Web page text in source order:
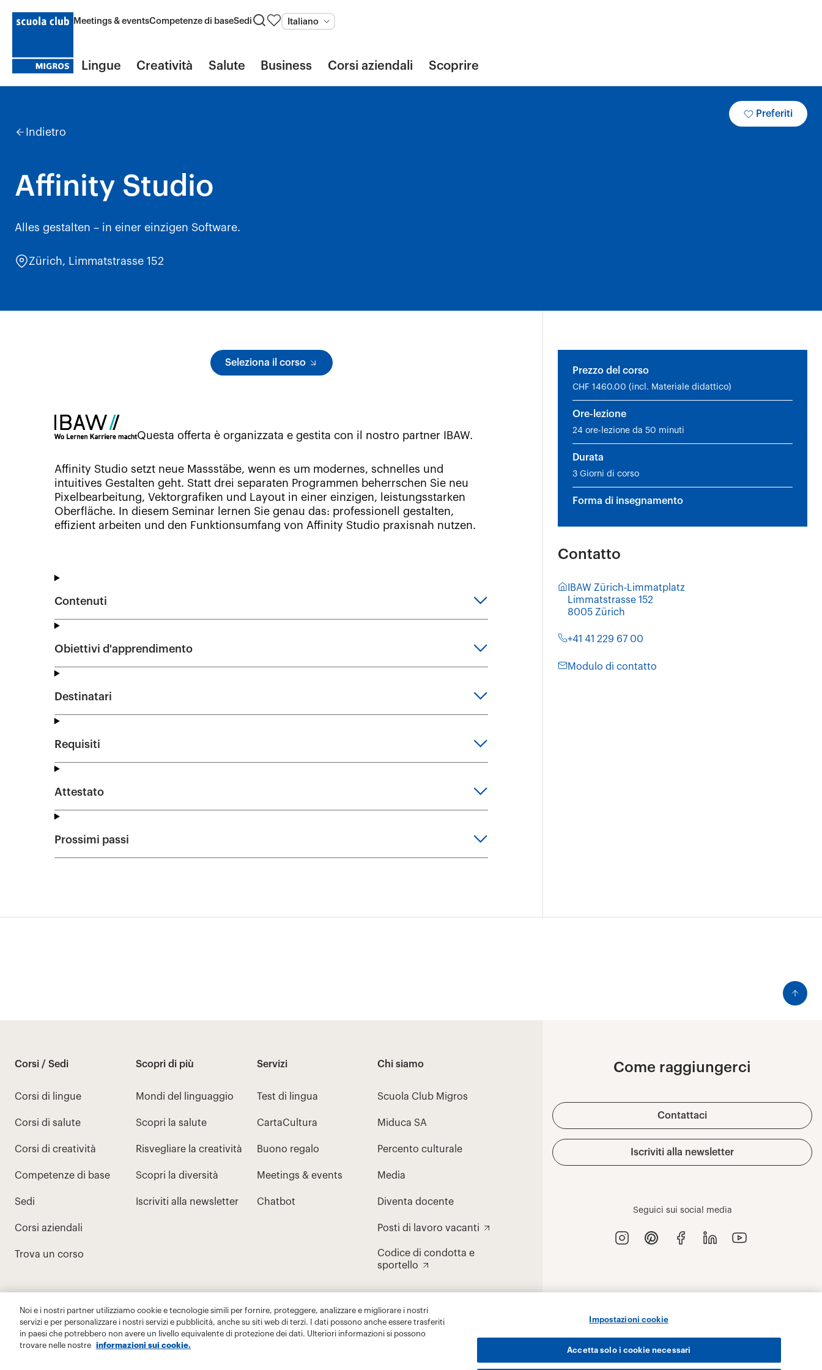
Noi e i nostri partner utilizziamo cookie e tecnologie simili per fornire, proteggere, analizzare e migliorare i nostri
servizi e per personalizzare i nostri servizi e pubblicità, anche su siti web di terzi. I dati possono anche essere trasferiti
in paesi che potrebbero non avere un livello equivalente di protezione dei dati. Ulteriori informazioni si possono
trovare nelle nostre
informazioni sui cookie.
Impostazioni cookie
Accetta solo i cookie necessari